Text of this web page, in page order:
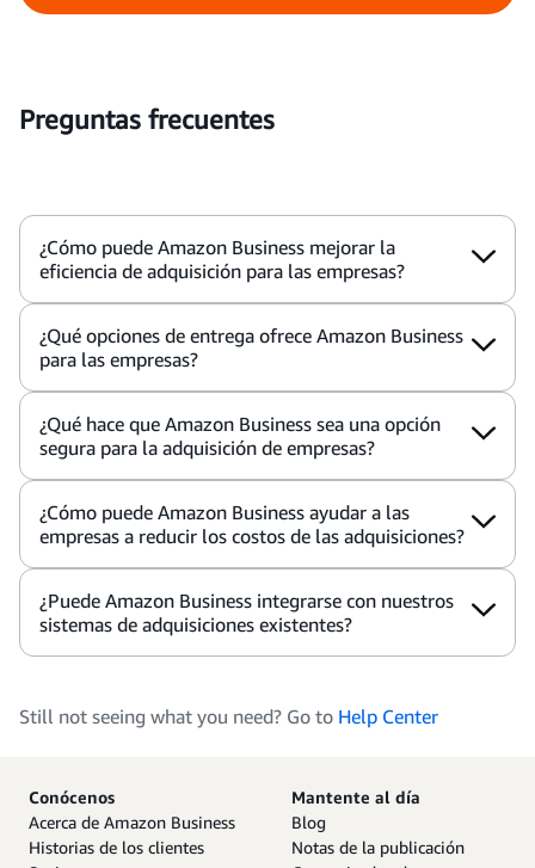
Preguntas frecuentes
¿Cómo puede Amazon Business mejorar la
eficiencia de adquisición para las empresas?
¿Qué opciones de entrega ofrece Amazon Business
para las empresas?
¿Qué hace que Amazon Business sea una opción
segura para la adquisición de empresas?
¿Cómo puede Amazon Business ayudar a las
empresas a reducir los costos de las adquisiciones?
¿Puede Amazon Business integrarse con nuestros
sistemas de adquisiciones existentes?
Still not seeing what you need? Go to Help Center
Conócenos
Acerca de Amazon Business
Historias de los clientes
Mantente al día
Blog
Notas de la publicación